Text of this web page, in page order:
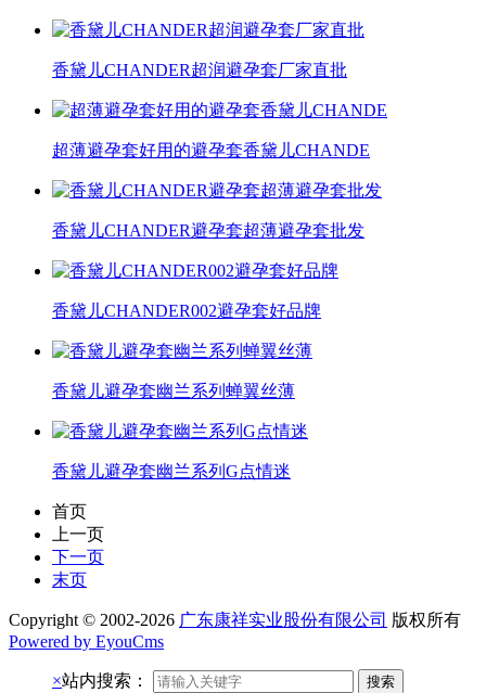
香黛儿CHANDER超润避孕套厂家直批
超薄避孕套好用的避孕套香黛儿CHANDE
香黛儿CHANDER避孕套超薄避孕套批发
香黛儿CHANDER002避孕套好品牌
香黛儿避孕套幽兰系列蝉翼丝薄
香黛儿避孕套幽兰系列G点情迷
首页
上一页
下一页
末页
Copyright © 2002-2026 广东康祥实业股份有限公司 版权所有
Powered by EyouCms
×站内搜索： 搜索